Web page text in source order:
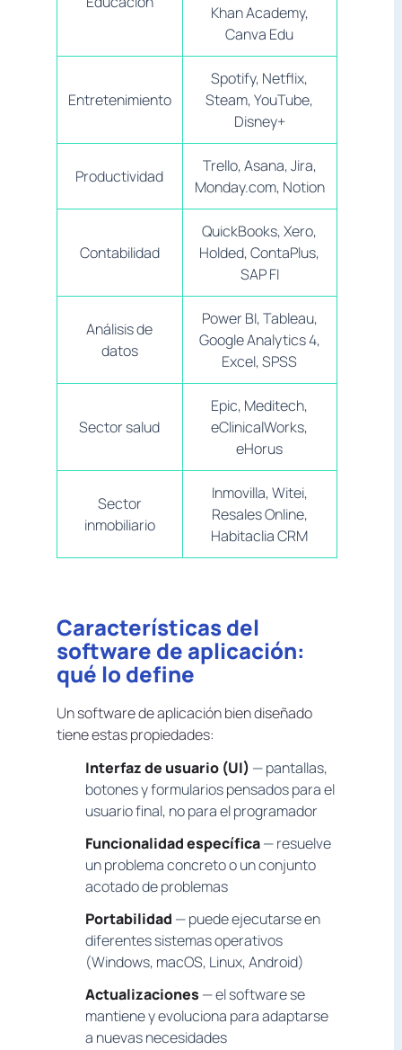
Khan Academy,
Canva Edu
Entretenimiento
Spotify, Netflix,
Steam, YouTube,
Disney+
Productividad
Trello, Asana, Jira,
Monday.com, Notion
Contabilidad
QuickBooks, Xero,
Holded, ContaPlus,
SAP FI
Análisis de
datos
Power BI, Tableau,
Google Analytics 4,
Excel, SPSS
Sector salud
Epic, Meditech,
eClinicalWorks,
eHorus
Sector
inmobiliario
Inmovilla, Witei,
Resales Online,
Habitaclia CRM
Características del
software de aplicación:
qué lo define
Un software de aplicación bien diseñado
tiene estas propiedades:
Interfaz de usuario (UI) — pantallas,
botones y formularios pensados para el
usuario final, no para el programador
Funcionalidad específica— resuelve
un problema concreto o un conjunto
acotado de problemas
Portabilidad — puede ejecutarse en
diferentes sistemas operativos
(Windows, macOS, Linux, Android)
Actualizaciones — el software se
mantiene y evoluciona para adaptarse
a nuevas necesidades